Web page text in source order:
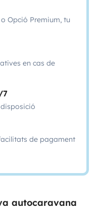
Opció Premium, tu
en cas de
7
de pagament
autocaravana